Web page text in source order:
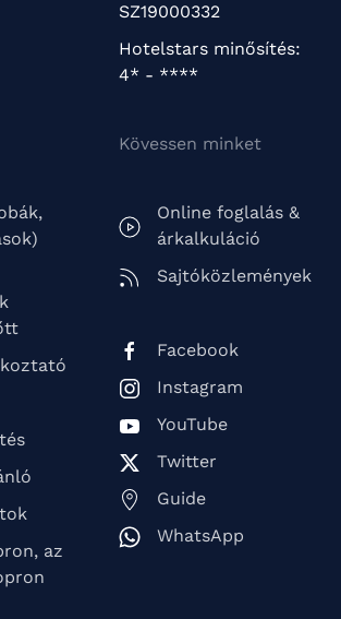
SZ19000332
Hotelstars minősítés:
4* - ****
az
Kövessen minket
Online foglalás &
árkalkuláció
Sajtóközlemények
Facebook
Instagram
YouTube
Twitter
Guide
WhatsApp